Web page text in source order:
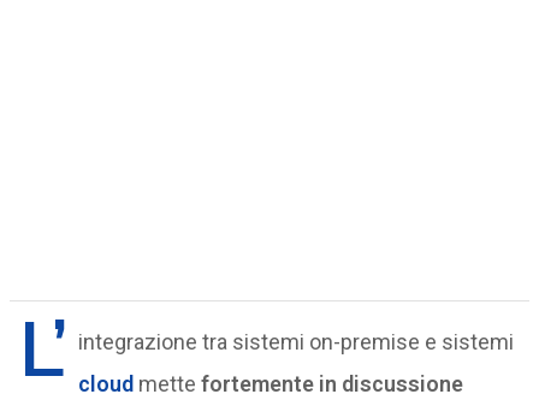
L’ integrazione tra sistemi on-premise e sistemi
cloud mette fortemente in discussione